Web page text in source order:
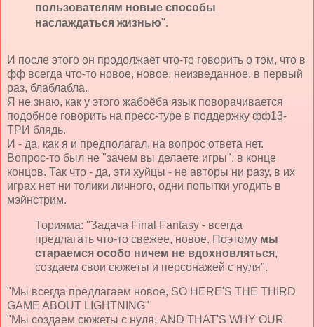
пользователям новые способы
наслаждаться жизнью".
И после этого он продолжает что-то говорить о том, что в
фф всегда что-то новое, новое, неизведанное, в первый
раз, блаблабла.
Я не знаю, как у этого жабоёба язык поворачивается
подобное говорить на пресс-туре в поддержку фф13-
ТРИ блядь.
И - да, как я и предполагал, на вопрос ответа нет.
Вопрос-то был не "зачем вы делаете игры", в конце
концов. Так что - да, эти хуйцы - не авторы ни разу, в их
играх нет ни толики личного, одни попытки угодить в
мэйнстрим.
Торияма: "Задача Final Fantasy - всегда
предлагать что-то свежее, новое. Поэтому мы
стараемся особо ничем не вдохновляться,
создаем свои сюжеты и персонажей с нуля".
"Мы всегда предлагаем новое, SO HERE'S THE THIRD
GAME ABOUT LIGHTNING"
"Мы создаем сюжеты с нуля, AND THAT'S WHY OUR